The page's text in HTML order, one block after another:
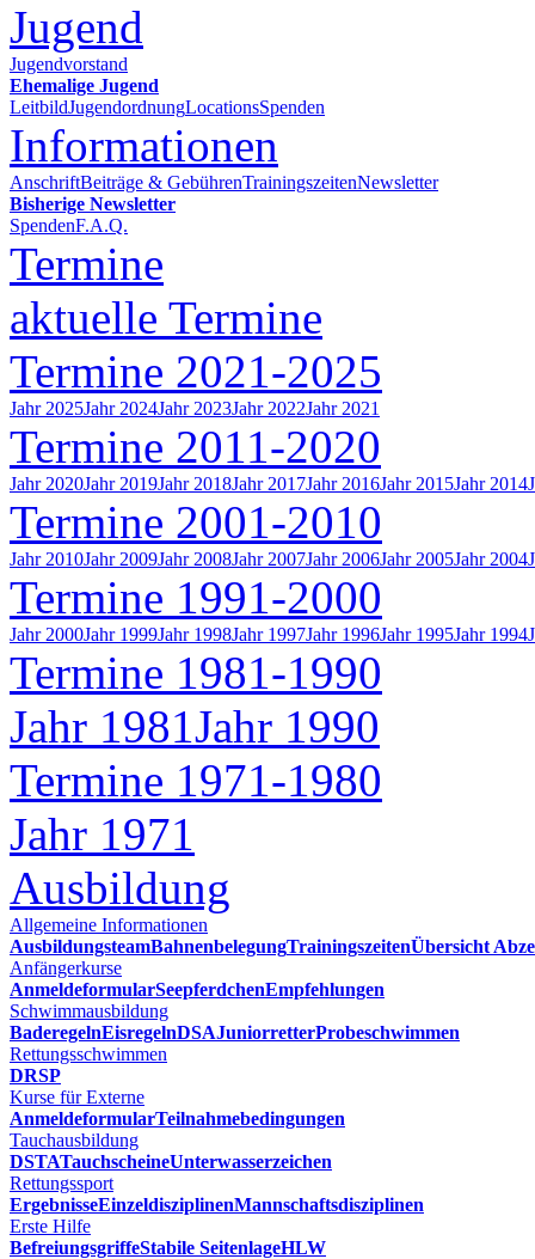
Jugend
Jugendvorstand
Ehemalige Jugend
LeitbildJugendordnungLocationsSpenden
Informationen
AnschriftBeiträge & GebührenTrainingszeitenNewsletter
Bisherige Newsletter
SpendenF.A.Q.
Termine
aktuelle Termine
Termine 2021-2025
Jahr 2025Jahr 2024Jahr 2023Jahr 2022Jahr 2021
Termine 2011-2020
Jahr 2020Jahr 2019Jahr 2018Jahr 2017Jahr 2016Jahr 2015Jahr 2014
Termine 2001-2010
Jahr 2010Jahr 2009Jahr 2008Jahr 2007Jahr 2006Jahr 2005Jahr 2004
Termine 1991-2000
Jahr 2000Jahr 1999Jahr 1998Jahr 1997Jahr 1996Jahr 1995Jahr 1994
Termine 1981-1990
Jahr 1981Jahr 1990
Termine 1971-1980
Jahr 1971
Ausbildung
Allgemeine Informationen
AusbildungsteamBahnenbelegungTrainingszeitenÜbersicht
Anfängerkurse
AnmeldeformularSeepferdchenEmpfehlungen
Schwimmausbildung
BaderegelnEisregelnDSAJuniorretterProbeschwimmen
Rettungsschwimmen
DRSP
Kurse für Externe
AnmeldeformularTeilnahmebedingungen
Tauchausbildung
DSTATauchscheineUnterwasserzeichen
Rettungssport
ErgebnisseEinzeldisziplinenMannschaftsdisziplinen
Erste Hilfe
BefreiungsgriffeStabile SeitenlageHLW